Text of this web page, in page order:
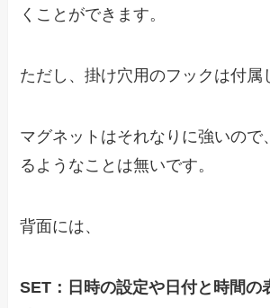
くことができます。
ただし、掛け穴用のフックは付属
マグネットはそれなりに強いので
るようなことは無いです。
背面には、
SET：日時の設定や日付と時間の